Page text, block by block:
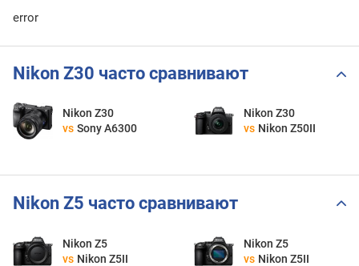
error
Nikon Z30 часто сравнивают
Nikon Z30
vs Sony A6300
Nikon Z30
vs Nikon Z50II
Nikon Z5 часто сравнивают
Nikon Z5
vs Nikon Z5II
Nikon Z5
vs Nikon Z5II